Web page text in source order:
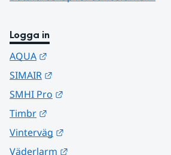
Logga in
AQUA
SIMAIR
SMHI Pro
Timbr
Vinterväg
Väderlarm